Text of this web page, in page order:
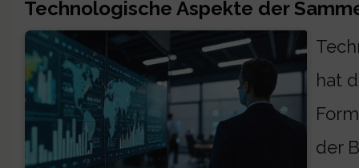
Technologische Aspekte der
hat
der